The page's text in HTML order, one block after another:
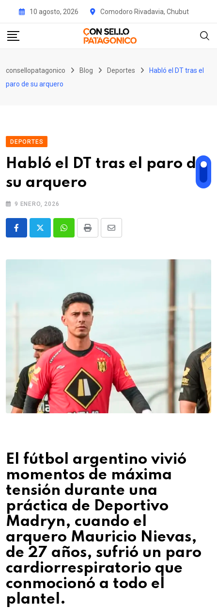
content
10 agosto, 2026 Comodoro Rivadavia, Chubut
consellopatagonico Blog Deportes
Habló el DT tras el
paro de su arquero
DEPORTES
Habló el DT tras el paro de
su arquero
9 ENERO, 2026
WhatsappPrint
Share
Email
El fútbol argentino vivió
momentos de máxima
tensión durante una
práctica de Deportivo
Madryn, cuando el
arquero Mauricio Nievas,
de 27 años, sufrió un paro
cardiorrespiratorio que
conmocionó a todo el
plantel.